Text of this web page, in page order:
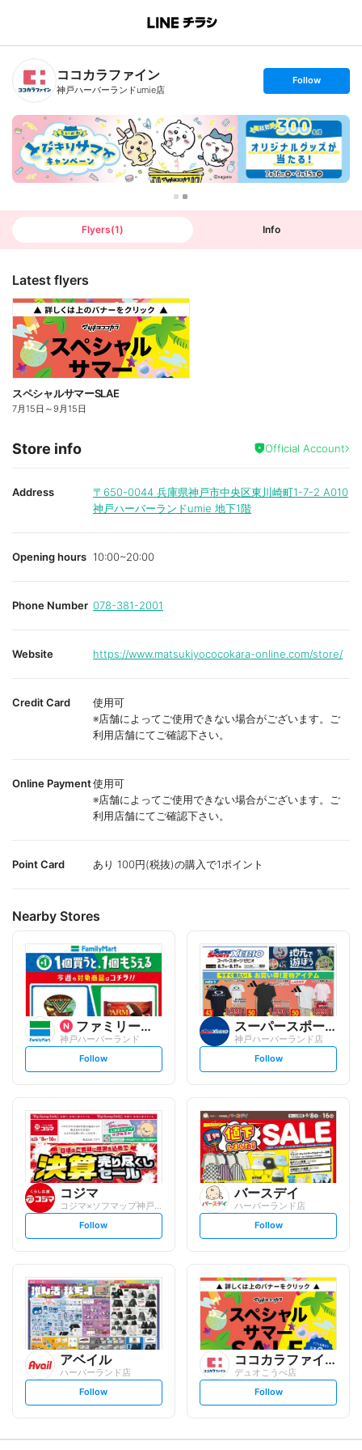
B
n
T
ココカラファイン
神戸ハーバーランドumie店
s
t
o
l
l
o
w
Follow
Flyers(1) Info
Latest flyers
スペシャルサマーSLAE
7月15日 ～9月15日
Store info Official Account
Address 〒650-0044 兵庫県神戸市中央区東川崎町1-7-2 A010
神戸ハーバーランドumie 地下1階
Opening hours 10:00~20:00
Phone Number 078-381-2001
Website https://www.matsukiyococokara-online.com/store/
Credit Card
使用可
※店舗によってご使用できない場合がございます。ご
利用店舗にてご確認下さい。
Online Payment使用可
※店舗によってご使用できない場合がございます。ご
利用店舗にてご確認下さい。
Point Card あり 100円(税抜)の購入で1ポイント
Nearby Stores
ファミリーマート
神戸ハーバーランド
s
t
l
o
w
Follow
スーパースポーツゼビオ
神戸ハーバーランド店
s
t
l
o
w
Follow
コジマ
s
t
l
o
w
Follow
バースデイ
ハーバーランド店
s
t
l
o
w
Follow
アベイル
ハーバーランド店
s
t
Follow
ココカラファイン
デュオこうべ店
s
t
Follow